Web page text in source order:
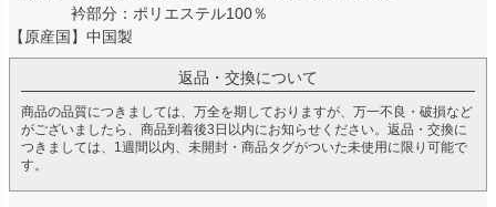
衿部分：ポリエステル100％
【原産国】中国製
返品・交換について
商品の品質につきましては、万全を期しておりますが、万一不良・破損など
がございましたら、商品到着後3日以内にお知らせください。返品・交換に
つきましては、1週間以内、未開封・商品タグがついた未使用に限り可能で
す。